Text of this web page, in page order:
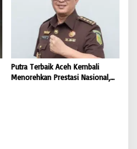
BONGKAR ‘Perkara.com
Putra Terbaik Aceh Kembali
Menorehkan Prestasi Nasional,